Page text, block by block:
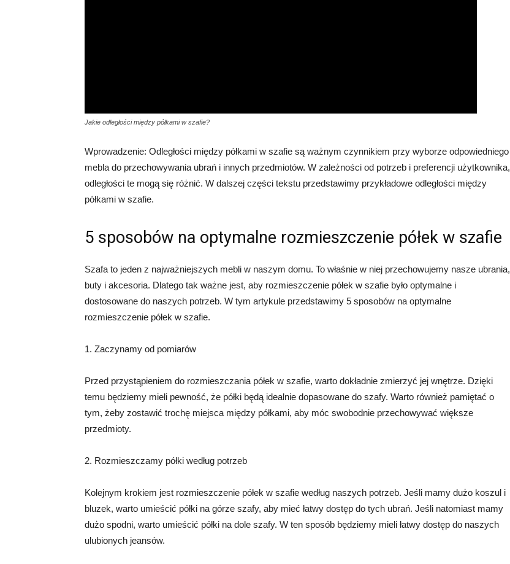
Jakie odległości między półkami w szafie?
Wprowadzenie: Odległości między półkami w szafie są ważnym czynnikiem przy wyborze odpowiedniego
mebla do przechowywania ubrań i innych przedmiotów. W zależności od potrzeb i preferencji użytkownika,
odległości te mogą się różnić. W dalszej części tekstu przedstawimy przykładowe odległości między
półkami w szafie.
5 sposobów na optymalne rozmieszczenie półek w szafie
Szafa to jeden z najważniejszych mebli w naszym domu. To właśnie w niej przechowujemy nasze ubrania,
buty i akcesoria. Dlatego tak ważne jest, aby rozmieszczenie półek w szafie było optymalne i
dostosowane do naszych potrzeb. W tym artykule przedstawimy 5 sposobów na optymalne
rozmieszczenie półek w szafie.
1. Zaczynamy od pomiarów
Przed przystąpieniem do rozmieszczania półek w szafie, warto dokładnie zmierzyć jej wnętrze. Dzięki
temu będziemy mieli pewność, że półki będą idealnie dopasowane do szafy. Warto również pamiętać o
tym, żeby zostawić trochę miejsca między półkami, aby móc swobodnie przechowywać większe
przedmioty.
2. Rozmieszczamy półki według potrzeb
Kolejnym krokiem jest rozmieszczenie półek w szafie według naszych potrzeb. Jeśli mamy dużo koszul i
bluzek, warto umieścić półki na górze szafy, aby mieć łatwy dostęp do tych ubrań. Jeśli natomiast mamy
dużo spodni, warto umieścić półki na dole szafy. W ten sposób będziemy mieli łatwy dostęp do naszych
ulubionych jeansów.